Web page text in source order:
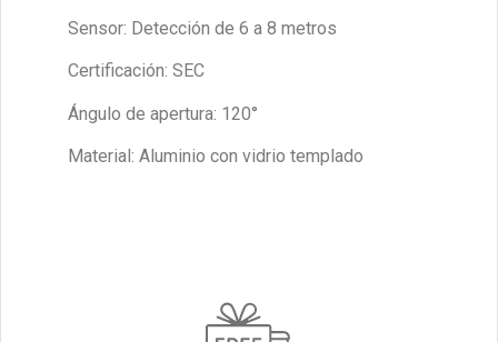
Sensor: Detección de 6 a 8 metros
Certificación: SEC
Ángulo de apertura: 120°
Material: Aluminio con vidrio templado